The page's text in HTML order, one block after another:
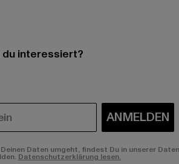
interessiert?
ANMELDEN
Daten umgeht, findest Du in unserer
Datenschutzerklärung lesen.